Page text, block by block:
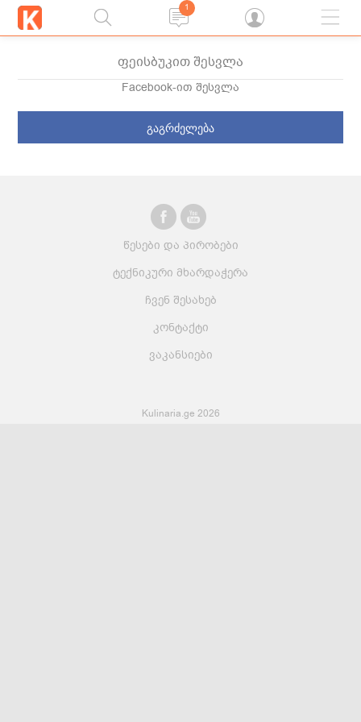
1
ფეისბუკით შესვლა
Facebook-ით შესვლა
გაგრძელება
ჩვენ შესახებ
კონტაქტი
ვაკანსიები
წესები და პირობები
ტექნიკური მხარდაჭერა
Kulinaria.ge 2026